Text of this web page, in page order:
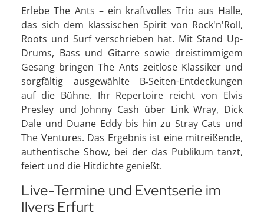
Erlebe The Ants – ein kraftvolles Trio aus Halle,
das sich dem klassischen Spirit von Rock'n'Roll,
Roots und Surf verschrieben hat. Mit Stand Up-
Drums, Bass und Gitarre sowie dreistimmigem
Gesang bringen The Ants zeitlose Klassiker und
sorgfältig ausgewählte B‑Seiten-Entdeckungen
auf die Bühne. Ihr Repertoire reicht von Elvis
Presley und Johnny Cash über Link Wray, Dick
Dale und Duane Eddy bis hin zu Stray Cats und
The Ventures. Das Ergebnis ist eine mitreißende,
authentische Show, bei der das Publikum tanzt,
feiert und die Hitdichte genießt.
Live-Termine und Eventserie im
Ilvers Erfurt